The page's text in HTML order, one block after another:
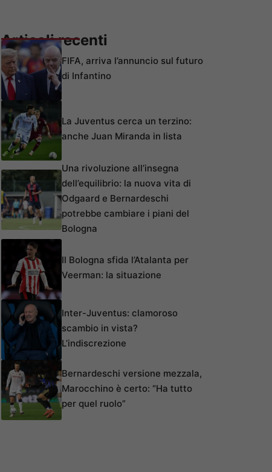
Articoli recenti
FIFA, arriva l’annuncio sul futuro
di Infantino
La Juventus cerca un terzino:
anche Juan Miranda in lista
Una rivoluzione all’insegna
dell’equilibrio: la nuova vita di
Odgaard e Bernardeschi
potrebbe cambiare i piani del
Bologna
Il Bologna sfida l’Atalanta per
Veerman: la situazione
Inter-Juventus: clamoroso
scambio in vista?
L’indiscrezione
Bernardeschi versione mezzala,
Marocchino è certo: “Ha tutto
per quel ruolo”